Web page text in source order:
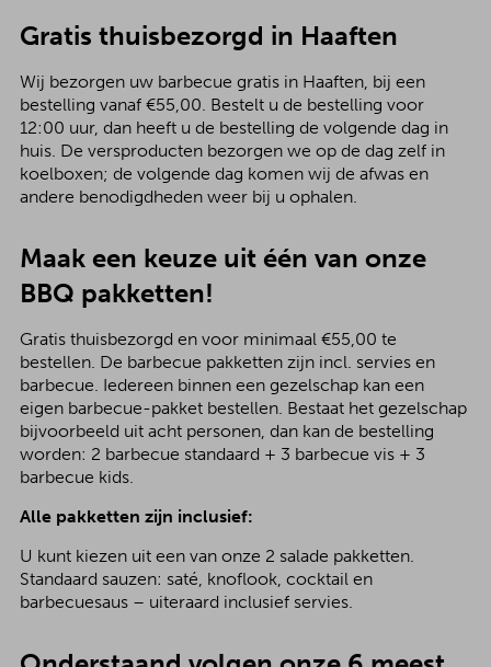
Gratis thuisbezorgd in Haaften
Wij bezorgen uw barbecue gratis in Haaften, bij een
bestelling vanaf €55,00. Bestelt u de bestelling voor
12:00 uur, dan heeft u de bestelling de volgende dag in
huis. De versproducten bezorgen we op de dag zelf in
koelboxen; de volgende dag komen wij de afwas en
andere benodigdheden weer bij u ophalen.
Maak een keuze uit één van onze
BBQ pakketten!
Gratis thuisbezorgd en voor minimaal €55,00 te
bestellen. De barbecue pakketten zijn incl. servies en
barbecue. Iedereen binnen een gezelschap kan een
eigen barbecue-pakket bestellen. Bestaat het gezelschap
bijvoorbeeld uit acht personen, dan kan de bestelling
worden: 2 barbecue standaard + 3 barbecue vis + 3
barbecue kids.
Alle pakketten zijn inclusief:
U kunt kiezen uit een van onze 2 salade pakketten.
Standaard sauzen: saté, knoflook, cocktail en
barbecuesaus – uiteraard inclusief servies.